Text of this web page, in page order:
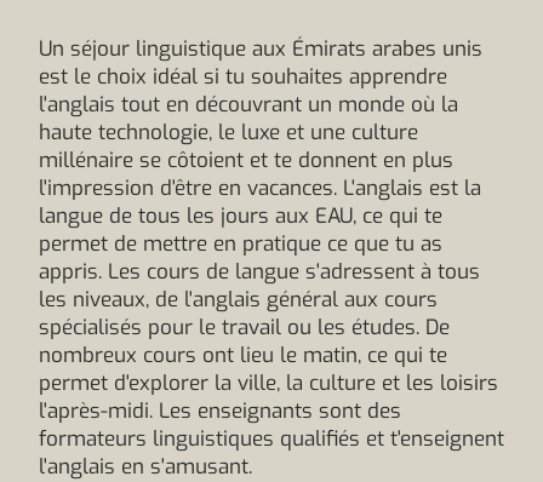
Un séjour linguistique aux Émirats arabes unis
est le choix idéal si tu souhaites apprendre
l'anglais tout en découvrant un monde où la
haute technologie, le luxe et une culture
millénaire se côtoient et te donnent en plus
l'impression d'être en vacances. L'anglais est la
langue de tous les jours aux EAU, ce qui te
permet de mettre en pratique ce que tu as
appris. Les cours de langue s'adressent à tous
les niveaux, de l'anglais général aux cours
spécialisés pour le travail ou les études. De
nombreux cours ont lieu le matin, ce qui te
permet d'explorer la ville, la culture et les loisirs
l'après-midi. Les enseignants sont des
formateurs linguistiques qualifiés et t'enseignent
l'anglais en s'amusant.